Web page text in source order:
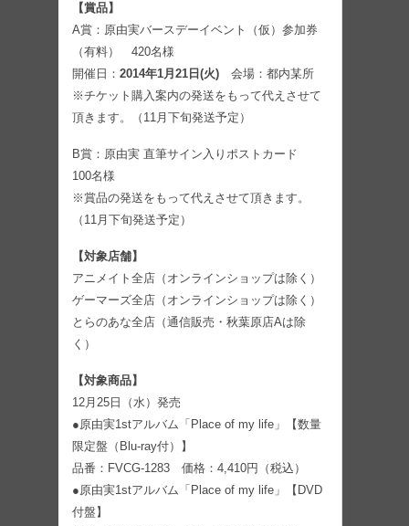
【賞品】
A賞：原由実バースデーイベント（仮）参加券
（有料） 420名様
開催日： 2014年1月21日(火) 会場：都内某所
※チケット購入案内の発送をもって代えさせて
頂きます。（11月下旬発送予定）
B賞：原由実 直筆サイン入りポストカード
100名様
※賞品の発送をもって代えさせて頂きます。
（11月下旬発送予定）
【対象店舗】
アニメイト全店（オンラインショップは除く）
ゲーマーズ全店（オンラインショップは除く）
とらのあな全店（通信販売・秋葉原店Aは除
く）
【対象商品】
12月25日（水）発売
●原由実1stアルバム「Place of my life」【数量
限定盤（Blu-ray付）】
品番：FVCG-1283 価格：4,410円（税込）
●原由実1stアルバム「Place of my life」【DVD
付盤】